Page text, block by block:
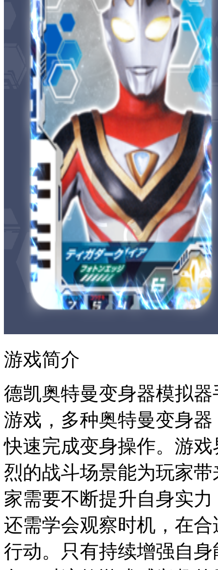
游戏简介
德凯奥特曼变身器模拟
游戏，多种奥特曼变身
快速完成变身操作。游
烈的战斗场景能为玩家
家需要不断提升自身实
还需学会观察时机，在
行动。只有持续增强自